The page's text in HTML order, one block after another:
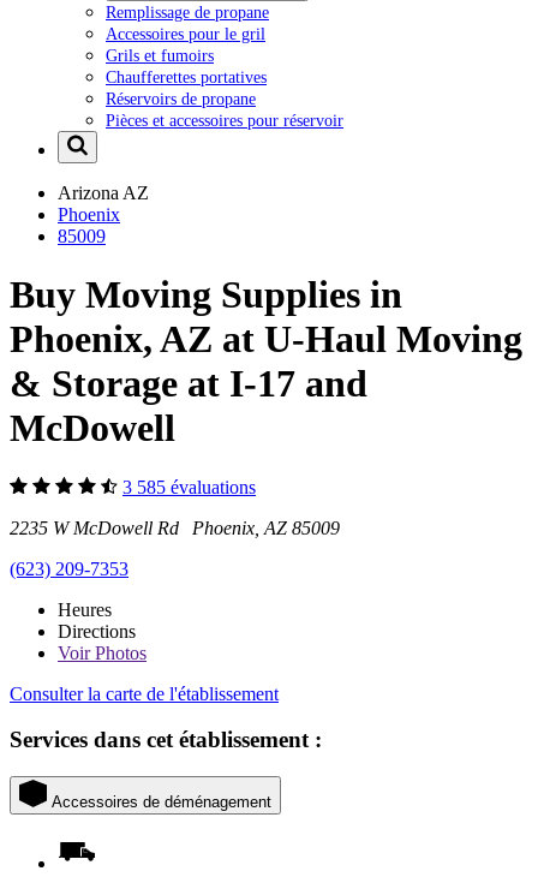
Remplissage de propane
Accessoires pour le gril
Grils et fumoirs
Chaufferettes portatives
Réservoirs de propane
Pièces et accessoires pour réservoir
Arizona AZ
Phoenix
85009
Buy Moving Supplies in
Phoenix, AZ at U-Haul Moving
& Storage at I-17 and
McDowell
3 585 évaluations
2235 W McDowell Rd Phoenix, AZ 85009
(623) 209-7353
Heures
Directions
VoirPhotos
Consulter la carte de l'établissement
Services dans cet établissement :
Accessoires de déménagement